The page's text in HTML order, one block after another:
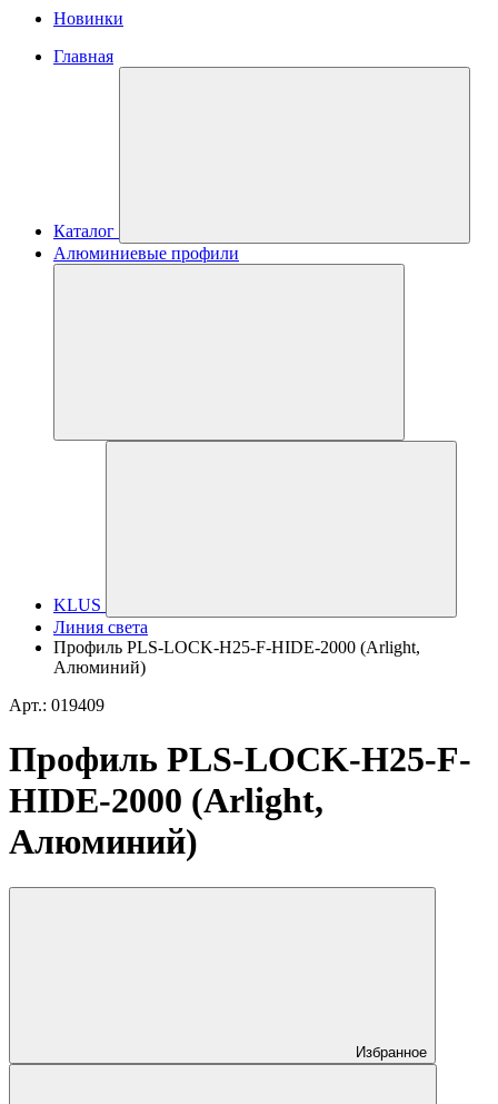
Новинки
Главная
Каталог
Алюминиевые профили
KLUS
Линия света
Профиль PLS-LOCK-H25-F-HIDE-2000 (Arlight,
Алюминий)
Арт.: 019409
Профиль PLS-LOCK-H25-F-
HIDE-2000 (Arlight,
Алюминий)
Избранное